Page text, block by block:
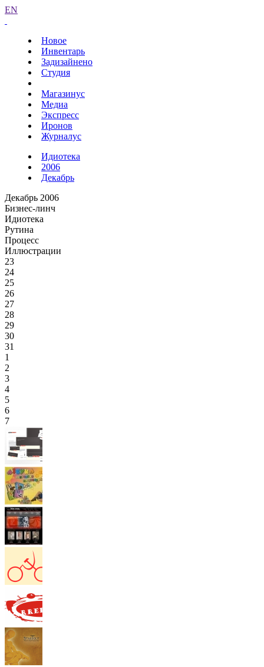
EN
Новое
Инвентарь
Задизайнено
Студия
Магазинус
Медиа
Экспресс
Иронов
Журналус
Идиотека
2006
Декабрь
Декабрь 2006
Бизнес-линч
Идиотека
Рутина
Процесс
Иллюстрации
23
24
25
26
27
28
29
30
31
1
2
3
4
5
6
7